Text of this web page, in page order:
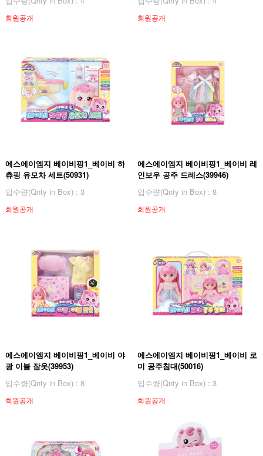
회원공개 회원공개
에스에이엠지 베이비핑1_베이비 하
츄핑 유모차 세트(50931)
입수량(Qnty in Box) : 3
회원공개
에스에이엠지 베이비핑1_베이비 레
인보우 공주 드레스(39946)
입수량(Qnty in Box) : 8
회원공개
에스에이엠지 베이비핑1_베이비 야
광 이불 잠옷(39953)
입수량(Qnty in Box) : 8
회원공개
에스에이엠지 베이비핑1_베이비 로
미 공주침대(50016)
입수량(Qnty in Box) : 3
회원공개